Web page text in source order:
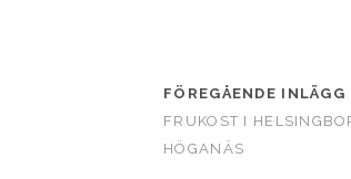
FÖREGÅENDE INLÄGG
FRUKOST I
HÖGANÄS